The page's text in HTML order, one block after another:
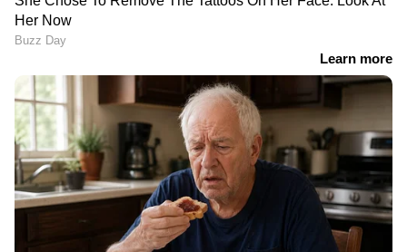
Related Articles
മ്യാൻമർ, തായ്‍ലന്റ് ഭൂചലനം: അതീവ
RECOMMENDED STORIES